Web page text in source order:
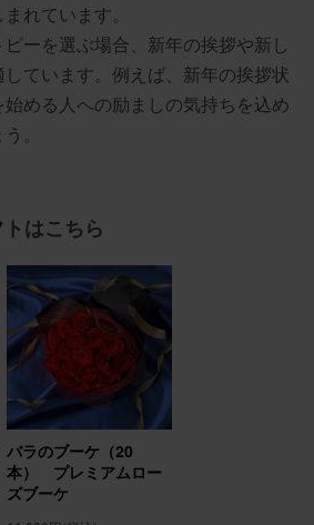
れています。
ーを選ぶ場合、新年の挨拶や新し
ています。例えば、新年の挨拶状
める人への励ましの気持ちを込め
。
はこちら
バラのブーケ（20
本） プレミアムロー
ズブーケ